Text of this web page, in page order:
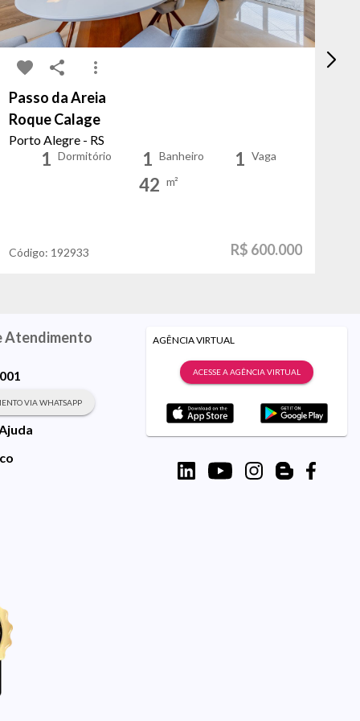
Passo da Areia
Roque Calage
Porto Alegre - RS
1 Dormitório 1 Banheiro 1 Vaga
42 m²
Código: 192933 R$ 600.000
Atendimento
VIA WHATSAPP
AGÊNCIA VIRTUAL
ACESSE A AGÊNCIA VIRTUAL